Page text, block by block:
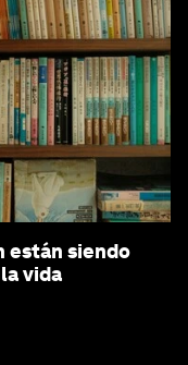
están siendo
vida